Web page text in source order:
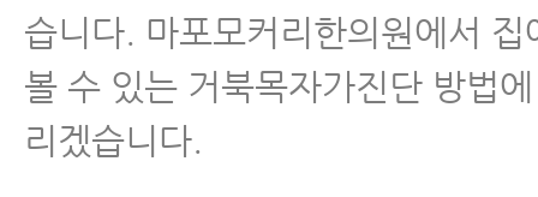
습니다. 마포모커리한의원에서 집
볼 수 있는 거북목자가진단 방법
리겠습니다.